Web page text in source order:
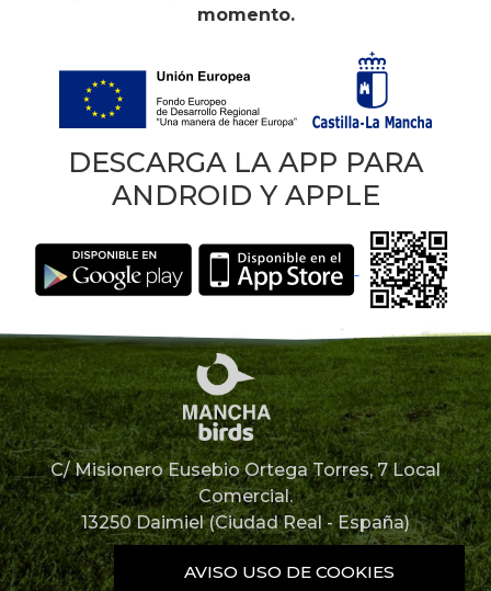
momento.
DESCARGA LA APP PARA
ANDROID Y APPLE
C/ Misionero Eusebio Ortega Torres, 7 Local
Comercial.
13250 Daimiel (Ciudad Real - España)
926 85 12 67
AVISO USO DE COOKIES